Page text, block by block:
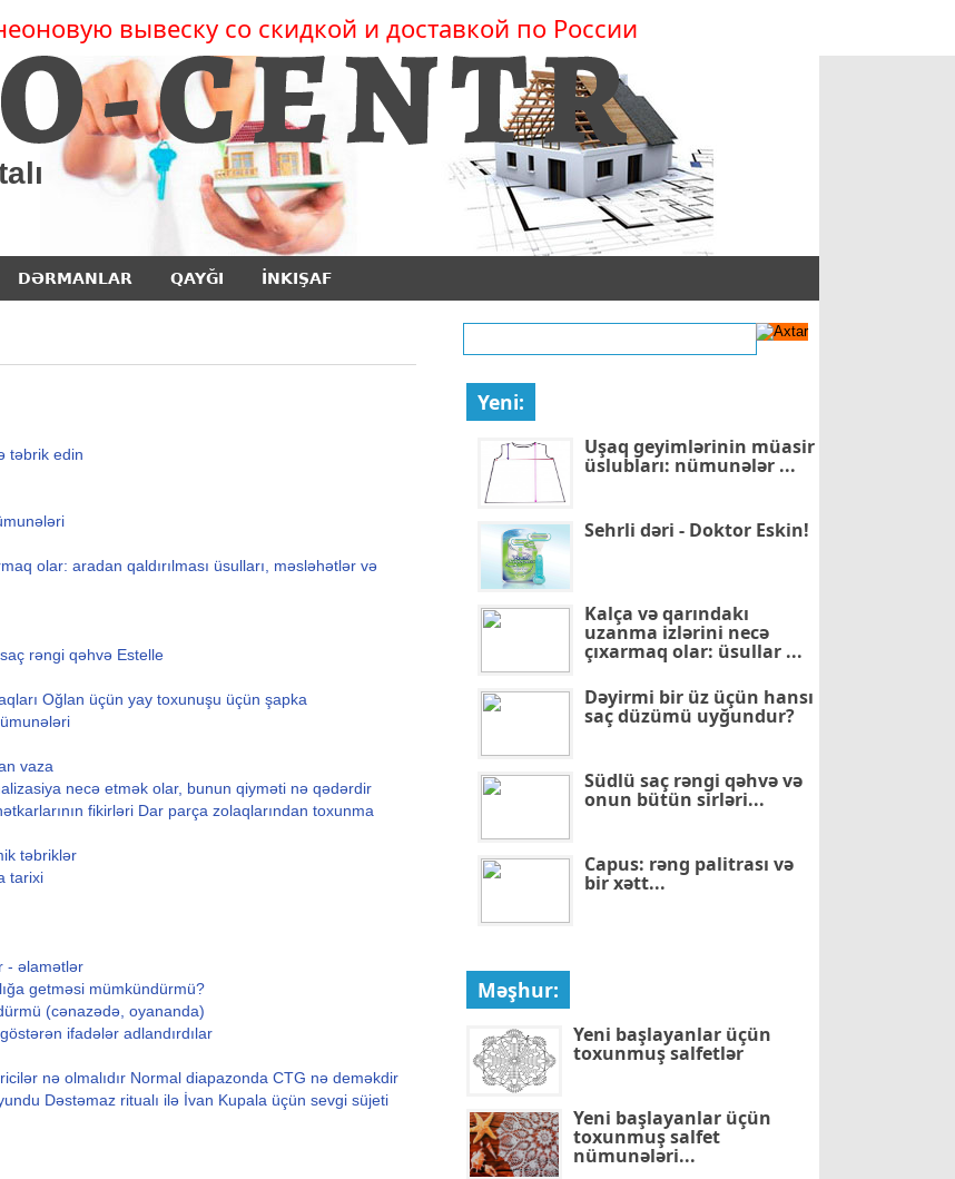
вывеску со скидкой и доставкой по России
DƏRMANLAR QAYĞI İNKIŞAF
təbrik edin
olar: aradan qaldırılması üsulları, məsləhətlər və
rəngi qəhvə Estelle
Oğlan üçün yay toxunuşu üçün şapka
vaza
necə etmək olar, bunun qiyməti nə qədərdir
fikirləri Dar parça zolaqlarından toxunma
təbriklər
tarixi
- əlamətlər
getməsi mümkündürmü?
(cənazədə, oyananda)
ifadələr adlandırdılar
nə olmalıdır Normal diapazonda CTG nə deməkdir
Dəstəmaz ritualı ilə İvan Kupala üçün sevgi süjeti
Yeni:
Uşaq geyimlərinin müasir
üslubları: nümunələr ...
Sehrli dəri - Doktor Eskin!
Kalça və qarındakı
uzanma izlərini necə
çıxarmaq olar: üsullar ...
Dəyirmi bir üz üçün hansı
saç düzümü uyğundur?
Südlü saç rəngi qəhvə və
onun bütün sirləri...
Capus: rəng palitrası və
bir xətt...
Məşhur:
Yeni başlayanlar üçün
toxunmuş salfetlər
Yeni başlayanlar üçün
toxunmuş salfet
nümunələri...